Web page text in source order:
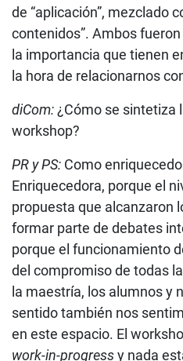
de “aplicación”, mezclado
contenidos”. Ambos
la importancia que tienen
la hora de relacionarnos
diCom:¿Cómo se sintetiza
workshop?
PR y PS: Como
Enriquecedora, porque el
propuesta que alcanzaron
formar parte de debates
porque el funcionamiento
del compromiso de todas
la maestría, los alumnos y
sentido también nos
en este espacio. El
work-in-progressy nada